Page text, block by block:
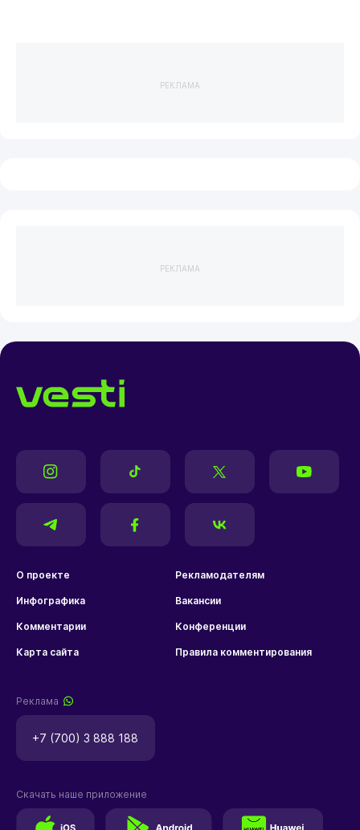
РЕКЛАМА
РЕКЛАМА
О проекте Рекламодателям
Инфографика Вакансии
Комментарии Конференции
Карта сайта Правила комментирования
Реклама
+7 (700) 3 888 188
Скачать наше приложение